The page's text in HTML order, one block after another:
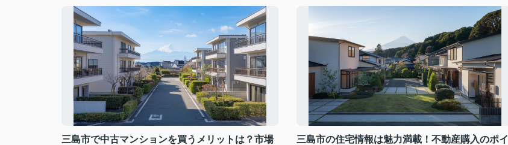
三島市で中古マンションを買うメリットは？市場
三島市の住宅情報は魅力満載！不動産購入のポイ